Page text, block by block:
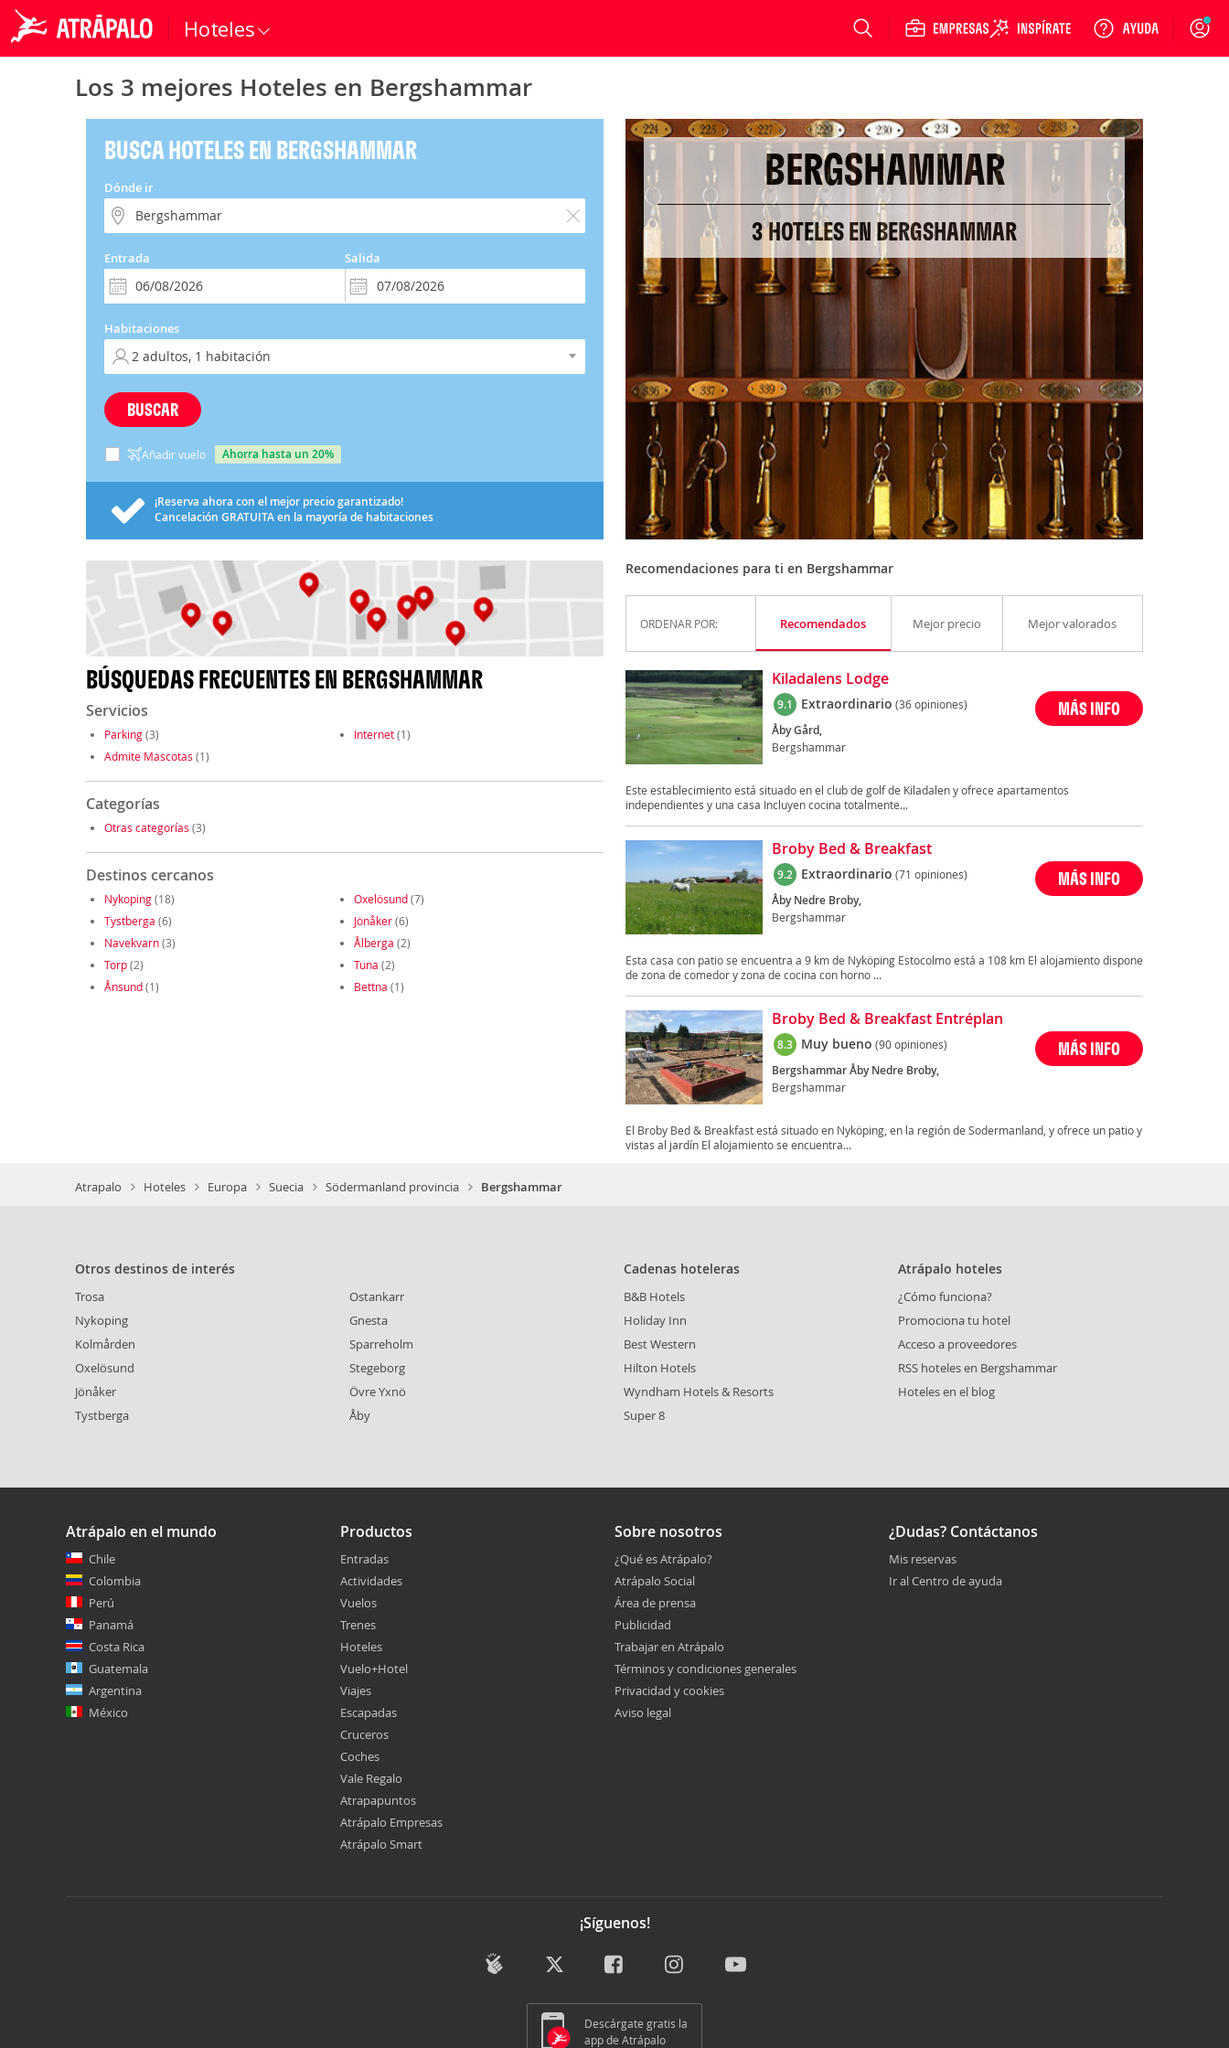
Hoteles Login
Los 3 mejores Hoteles en Bergshammar
BUSCA HOTELES EN BERGSHAMMAR
Dónde ir
Entrada Salida
Habitaciones
BUSCAR
Añadir vuelo ahorra hasta un 20%
¡Reserva ahora con el mejor precio garantizado!
Cancelación GRATUITAen la mayoría de habitaciones
BÚSQUEDAS FRECUENTES EN BERGSHAMMAR
Servicios
Parking(3) Internet(1)
Admite Mascotas (1)
Categorías
Otras categorías (3)
Destinos cercanos
Nykoping(18) Oxelösund(7)
Tystberga (6) Jönåker(6)
Navekvarn(3) Ålberga (2)
Torp(2) Tuna (2)
Ånsund(1) Bettna (1)
BERGSHAMMAR
3 HOTELES EN BERGSHAMMAR
Recomendaciones para ti en Bergshammar
ORDENAR POR: Recomendados Mejor precio Mejor valorados
Kiladalens Lodge
9.1 Extraordinario (36 opiniones)
Åby Gård,
Bergshammar
MÁS INFO
Este establecimiento está situado en el club de golf de Kiladalen y ofrece apartamentos
independientes y una casa Incluyen cocina totalmente...
Broby Bed & Breakfast
9.2 Extraordinario (71 opiniones)
Åby Nedre Broby,
Bergshammar
MÁS INFO
Esta casa con patio se encuentra a 9 km de Nyköping Estocolmo está a 108 km El alojamiento dispone
de zona de comedor y zona de cocina con horno ...
Broby Bed & Breakfast Entréplan
8.3 Muy bueno (90 opiniones)
Bergshammar Åby Nedre Broby,
Bergshammar
MÁS INFO
El Broby Bed & Breakfast está situado en Nyköping, en la región de Sodermanland, y ofrece un patio y
vistas al jardín El alojamiento se encuentra...
Atrapalo Hoteles Europa Suecia Södermanland provincia Bergshammar
Otros destinos de interés
Trosa
Nykoping
Kolmården
Oxelösund
Jönåker
Tystberga
Ostankarr
Gnesta
Sparreholm
Stegeborg
Övre Yxnö
Åby
Cadenas hoteleras
B&B Hotels
Holiday Inn
Best Western
Hilton Hotels
Wyndham Hotels & Resorts
Super 8
Atrápalo hoteles
¿Cómo funciona?
Promociona tu hotel
Acceso a proveedores
RSS hoteles en Bergshammar
Hoteles en el blog
Atrápalo en el mundo
Chile
Colombia
Perú
Panamá
Costa Rica
Guatemala
Argentina
México
Productos
Entradas
Actividades
Vuelos
Trenes
Hoteles
Vuelo+Hotel
Viajes
Escapadas
Cruceros
Coches
Vale Regalo
Atrapapuntos
Atrápalo Empresas
Atrápalo Smart
Sobre nosotros
¿Qué es Atrápalo?
Atrápalo Social
Área de prensa
Publicidad
Trabajar en Atrápalo
Términos y condiciones generales
Privacidad y cookies
Aviso legal
¿Dudas? Contáctanos
Mis reservas
Ir al Centro de ayuda
¡Síguenos!
Descárgate gratis la
app de Atrápalo